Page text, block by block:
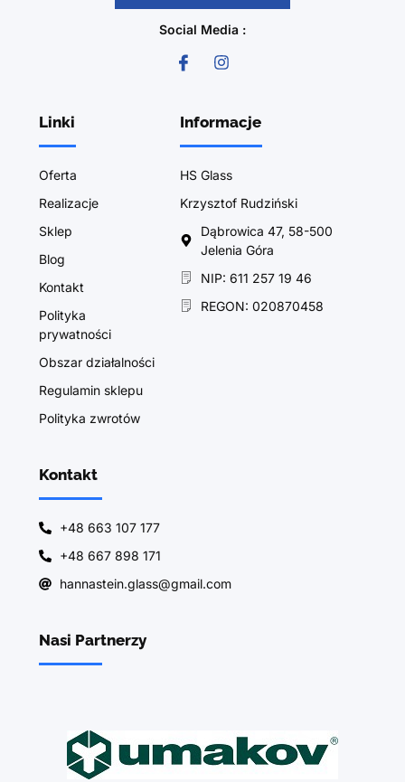
Social Media :
Linki
Oferta
Realizacje
Sklep
Blog
Kontakt
Polityka
prywatności
Obszar działalności
Regulamin sklepu
Polityka zwrotów
Informacje
HS Glass
Krzysztof Rudziński
Dąbrowica 47, 58-500
Jelenia Góra
NIP: 611 257 19 46
REGON: 020870458
Kontakt
+48 663 107 177
+48 667 898 171
hannastein.glass@gmail.com
Nasi Partnerzy